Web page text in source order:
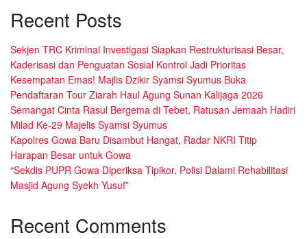
Recent Posts
Sekjen TRC Kriminal Investigasi Siapkan Restrukturisasi Besar,
Kaderisasi dan Penguatan Sosial Kontrol Jadi Prioritas
Kesempatan Emas! Majlis Dzikir Syamsi Syumus Buka
Pendaftaran Tour Ziarah Haul Agung Sunan Kalijaga 2026
Semangat Cinta Rasul Bergema di Tebet, Ratusan Jemaah Hadiri
Milad Ke-29 Majelis Syamsi Syumus
Kapolres Gowa Baru Disambut Hangat, Radar NKRI Titip
Harapan Besar untuk Gowa
“Sekdis PUPR Gowa Diperiksa Tipikor, Polisi Dalami Rehabilitasi
Masjid Agung Syekh Yusuf”
Recent Comments